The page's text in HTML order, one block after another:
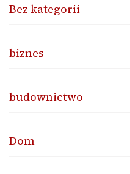
Bez kategorii
biznes
budownictwo
Dom